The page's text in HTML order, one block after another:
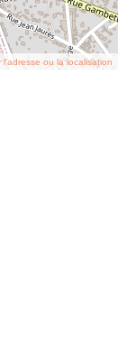
l’adresse ou la localisation